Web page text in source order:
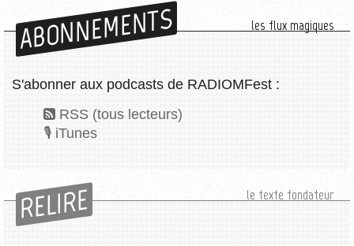
ABONNEMENTS les flux magiques
S'abonner aux podcasts de RADIOMFest :
RSS (tous lecteurs)
iTunes
RELIRE le texte fondateur